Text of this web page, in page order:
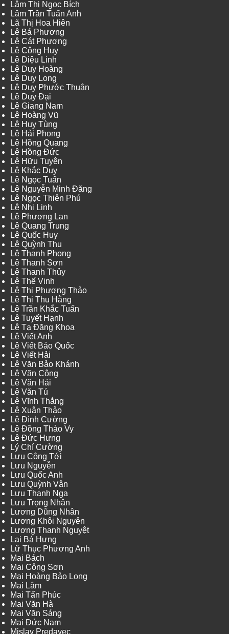
Lâm Thị Ngọc Bích
Lâm Trần Tuấn Anh
Lã Thị Hoa Hiên
Lê Bá Phương
Lê Cát Phương
Lê Công Huy
Lê Diệu Linh
Lê Duy Hoàng
Lê Duy Long
Lê Duy Phước Thuận
Lê Duy Đại
Lê Giang Nam
Lê Hoàng Vũ
Lê Huy Tùng
Lê Hải Phong
Lê Hồng Quang
Lê Hồng Đức
Lê Hữu Tuyên
Lê Khắc Duy
Lê Ngọc Tuấn
Lê Nguyễn Minh Đăng
Lê Ngọc Thiên Phú
Lê Nhi Linh
Lê Phương Lan
Lê Quang Trung
Lê Quốc Huy
Lê Quỳnh Thu
Lê Thanh Phong
Lê Thanh Sơn
Lê Thanh Thủy
Lê Thế Vinh
Lê Thị Phương Thảo
Lê Thị Thu Hằng
Lê Trần Khắc Tuấn
Lê Tuyết Hạnh
Lê Tạ Đăng Khoa
Lê Viết Anh
Lê Viết Bảo Quốc
Lê Viết Hải
Lê Văn Bảo Khánh
Lê Văn Công
Lê Văn Hải
Lê Văn Tú
Lê Vĩnh Thắng
Lê Xuân Thảo
Lê Đình Cường
Lê Đồng Thảo Vy
Lê Đức Hưng
Lý Chí Cường
Lưu Công Tới
Lưu Nguyễn
Lưu Quốc Anh
Lưu Quỳnh Vân
Lưu Thanh Nga
Lưu Trọng Nhân
Lương Dũng Nhân
Lương Khôi Nguyên
Lương Thanh Nguyệt
Lại Bá Hưng
Lữ Thục Phương Anh
Mai Bách
Mai Công Sơn
Mai Hoàng Bảo Long
Mai Lâm
Mai Tấn Phúc
Mai Văn Hà
Mai Văn Sáng
Mai Đức Nam
Mislav Predavec